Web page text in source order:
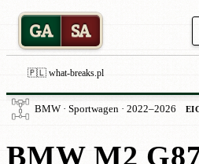
GA SA
🇵🇱 what-breaks.pl
BMW · Sportwagen · 2022–2026
BMW M2